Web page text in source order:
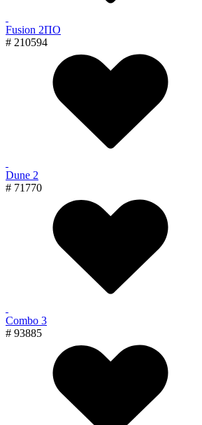
Fusion 2ПО
# 210594
Dune 2
# 71770
Combo 3
# 93885